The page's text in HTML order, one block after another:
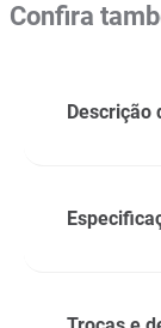
Confira
Descrição